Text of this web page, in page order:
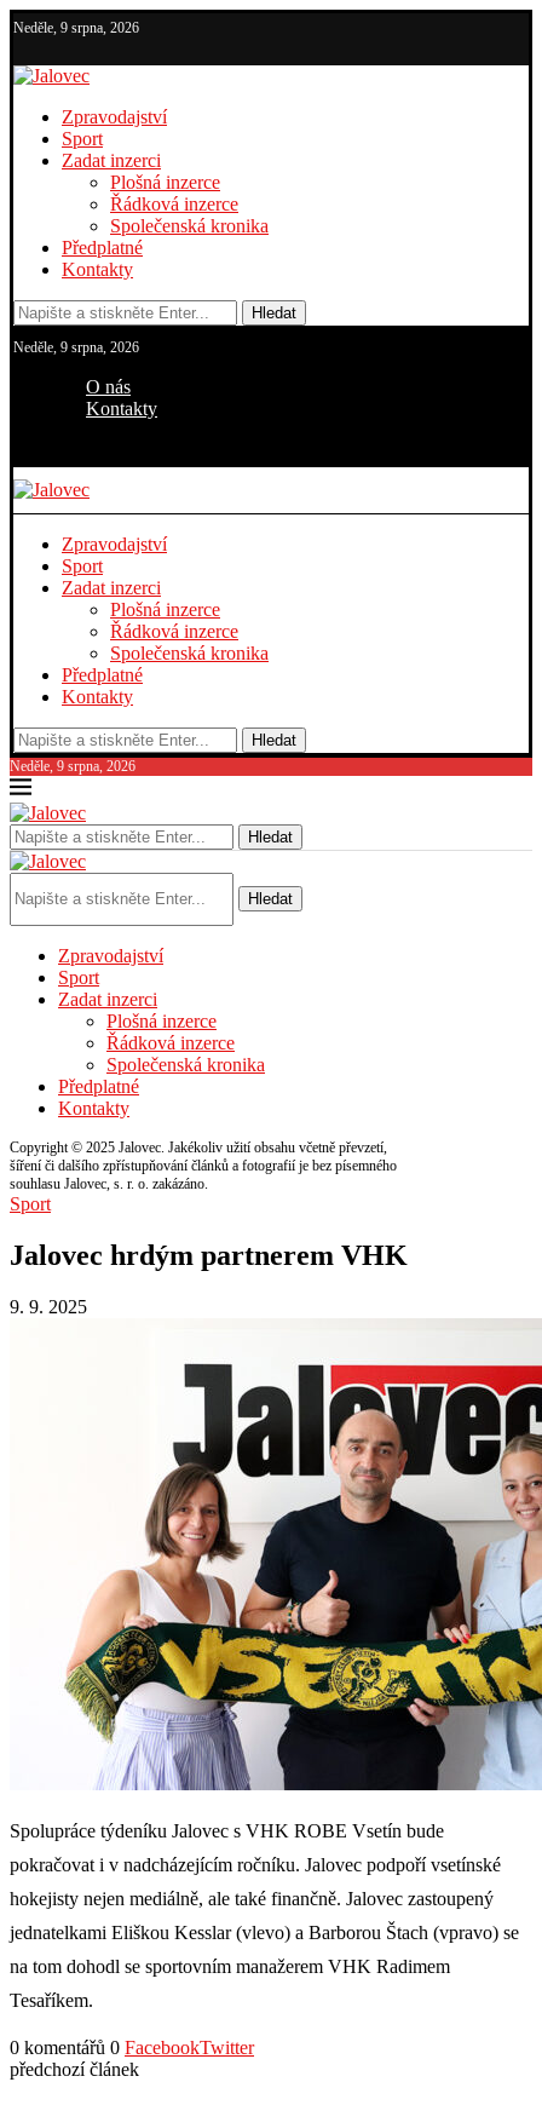
Neděle, 9 srpna, 2026
Zpravodajství
Sport
Zadat inzerci
Plošná inzerce
Řádková inzerce
Společenská kronika
Předplatné
Kontakty
Hledat
Neděle, 9 srpna, 2026
O nás
Kontakty
Zpravodajství
Sport
Zadat inzerci
Plošná inzerce
Řádková inzerce
Společenská kronika
Předplatné
Kontakty
Hledat
Neděle, 9 srpna, 2026
Hledat
Hledat
Zpravodajství
Sport
Zadat inzerci
Plošná inzerce
Řádková inzerce
Společenská kronika
Předplatné
Kontakty
Copyright © 2025 Jalovec. Jakékoliv užití obsahu včetně převzetí,
šíření či dalšího zpřístupňování článků a fotografií je bez písemného
souhlasu Jalovec, s. r. o. zakázáno.
Sport
Jalovec hrdým partnerem VHK
9. 9. 2025
Spolupráce týdeníku Jalovec s VHK ROBE Vsetín bude
pokračovat i v nadcházejícím ročníku. Jalovec podpoří vsetínské
hokejisty nejen mediálně, ale také finančně. Jalovec zastoupený
jednatelkami Eliškou Kesslar (vlevo) a Barborou Štach (vpravo) se
na tom dohodl se sportovním manažerem VHK Radimem
Tesaříkem.
0 komentářů 0 FacebookTwitter
předchozí článek